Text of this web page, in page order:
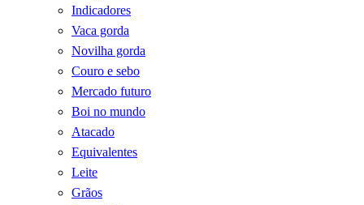
Indicadores
Vaca gorda
Novilha gorda
Couro e sebo
Mercado futuro
Boi no mundo
Atacado
Equivalentes
Leite
Grãos